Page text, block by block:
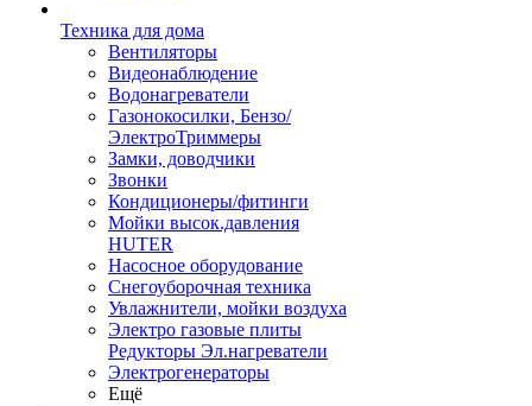
Техника для дома
Вентиляторы
Видеонаблюдение
Водонагреватели
Газонокосилки, Бензо/
ЭлектроТриммеры
Замки, доводчики
Звонки
Кондиционеры/фитинги
Мойки высок.давления
HUTER
Насосное оборудование
Снегоуборочная техника
Увлажнители, мойки воздуха
Электро газовые плиты
Редукторы Эл.нагреватели
Электрогенераторы
Ещё